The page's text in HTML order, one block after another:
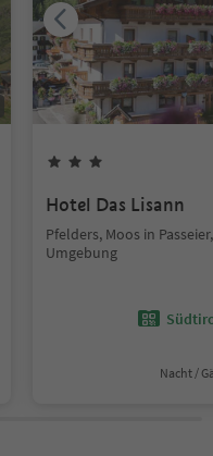
Hotel Das Lisann
Pfelders, Moos in
Umgebung
Nacht /